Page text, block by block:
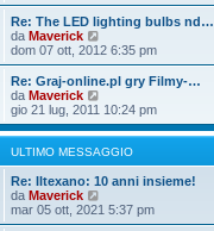
s
a
g
g
o
m
o
m
s
a
g
i
d
i
u
l
m
o
m
e
s
s
a
g
g
i
Re: The LED lighting bulbs nd…
da Maverick
e
d
i
i
m
o
m
s
dom 07 ott, 2012 6:35 pm
Re: Graj-online.pl gry Filmy-…
da Maverick
e
d
i
u
l
t
m
o
gio 21 lug, 2011 10:24 pm
ULTIMO MESSAGGIO
Re: Iltexano: 10 anni insieme!
da Maverick
e
d
mar 05 ott, 2021 5:37 pm